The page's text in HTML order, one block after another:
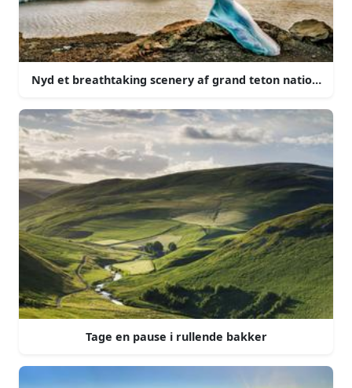
Nyd et breathtaking scenery af grand teton national
Tage en pause i rullende bakker